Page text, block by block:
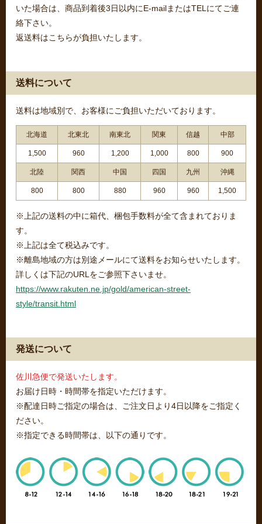
いた場合は、商品到着後3日以内にE-mailまたはTELにてご連
絡下さい。
返送料はこちらが負担いたします。
送料について
送料は地域別で、お客様にご負担いただいております。
北海道 北東北 南東北 関東 信越 中部
1,500 960 1,200 1,000 800 900
北陸 関西 中国 四国 九州 沖縄
800 800 880 960 960 1,500
※上記の送料の中に箱代、梱包手数料が全て含まれておりま
す。
※上記は全て税込みです。
※離島地域の方は別途メールにて送料をお知らせいたします。
詳しくは下記のURLをご参照下さいませ。
https://www.rakuten.ne.jp/gold/american-street-
style/transit.html
発送について
佐川急便で発送いたします。
お届け日時・時間帯を指定いただけます。
※配達日時ご指定の場合は、ご注文日より4日以降をご指定く
ださい。
※指定できる時間帯は、以下の通りです。